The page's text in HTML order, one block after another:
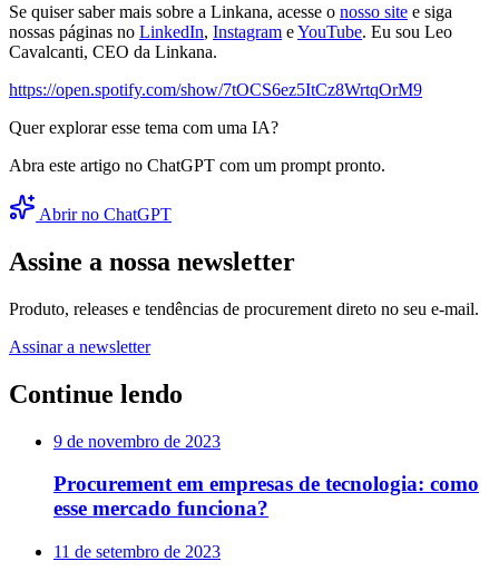
Se quiser saber mais sobre a Linkana, acesse o nosso site e siga
nossas páginas no LinkedIn, Instagram eYouTube. Eu sou Leo
Cavalcanti, CEO da Linkana.
https://open.spotify.com/show/7tOCS6ez5ItCz8WrtqOrM9
Quer explorar esse tema com uma IA?
Abra este artigo no ChatGPT com um prompt pronto.
Abrir no ChatGPT
Assine a nossa newsletter
Produto, releases e tendências de procurement direto no seu e-mail.
Assinar a newsletter
Continue lendo
9 de novembro de 2023
Procurement em empresas de tecnologia: como
esse mercado funciona?
11 de setembro de 2023